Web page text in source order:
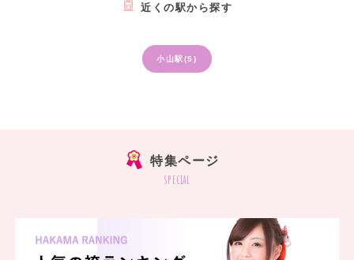
近くの駅から探す
小山駅(5)
特集ページ
special